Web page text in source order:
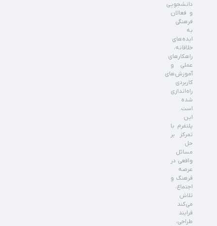
دانشجویی
و فعالان
فرهنگی
به
ایده‌های
خلاقانه،
راهکارهای
عملی و
آموزش‌های
کاربردی
راه‌اندازی
شده
است.
این
پلتفرم با
تمرکز بر
حل
مسائل
واقعی در
عرصه
فرهنگ و
اجتماع،
تلاش
می‌کند
فرایند
طراحی،